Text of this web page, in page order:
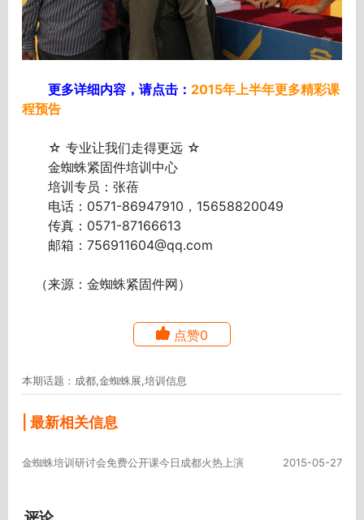
更多详细内容，请点击： 2015年上半年更多精彩课
程预告
☆ 专业让我们走得更远 ☆
金蜘蛛紧固件培训中心
培训专员：张蓓
电话：0571-86947910，15658820049
传真：0571-87166613
邮箱：756911604@qq.com
（来源：金蜘蛛紧固件网）
点赞0
本期话题：成都,金蜘蛛展,培训信息
| 最新相关信息
金蜘蛛培训研讨会免费公开课今日成都火热上演 2015-05-27